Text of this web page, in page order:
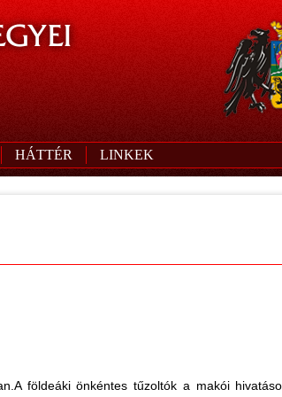
HÁTTÉR LINKEK
földeáki önkéntes tűzoltók a makói